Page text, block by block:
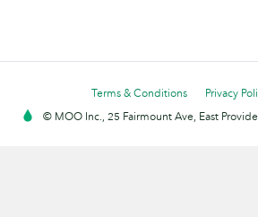
Terms & Conditions
Privacy
© MOO Inc., 25 Fairmount Ave, East